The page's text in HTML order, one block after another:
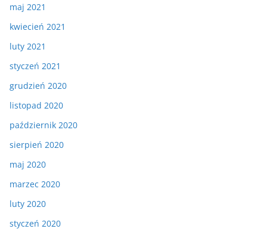
maj 2021
kwiecień 2021
luty 2021
styczeń 2021
grudzień 2020
listopad 2020
październik 2020
sierpień 2020
maj 2020
marzec 2020
luty 2020
styczeń 2020